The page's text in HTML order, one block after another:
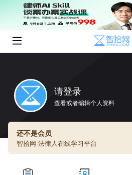
请登录
查看或者编辑个人资料
还不是会员
智拾网-法律人在线学习平台